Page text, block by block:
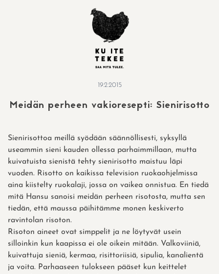
19.2.2015
Meidän perheen vakioresepti: Sienirisotto
Sienirisottoa meillä syödään säännöllisesti, syksyllä
useammin sieni kauden ollessa parhaimmillaan, mutta
kuivatuista sienistä tehty sienirisotto maistuu läpi
vuoden. Risotto on kaikissa television ruokaohjelmissa
aina kiistelty ruokalaji, jossa on vaikea onnistua. En tiedä
mitä Hansu sanoisi meidän perheen risotosta, mutta sen
tiedän, että maussa päihitämme monen keskiverto
ravintolan risoton.
Risoton aineet ovat simppelit ja ne löytyvät usein
silloinkin kun kaapissa ei ole oikein mitään. Valkoviiniä,
kuivattuja sieniä, kermaa, risittoriisiä, sipulia, kanalientä
ja voita. Parhaaseen tulokseen pääset kun keittelet